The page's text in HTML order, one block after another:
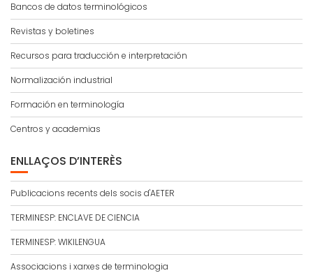
Bancos de datos terminológicos
Revistas y boletines
Recursos para traducción e interpretación
Normalización industrial
Formación en terminología
Centros y academias
ENLLAÇOS D’INTERÈS
Publicacions recents dels socis d'AETER
TERMINESP: ENCLAVE DE CIENCIA
TERMINESP: WIKILENGUA
Associacions i xarxes de terminologia